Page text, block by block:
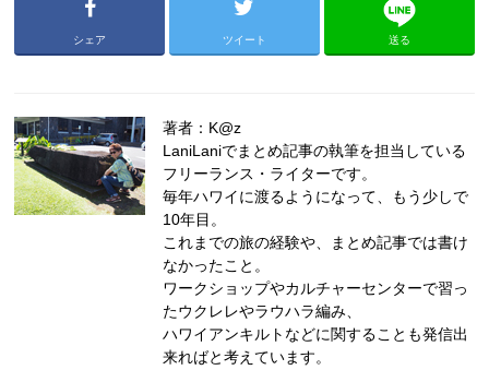
シェア ツイート 送る
著者：K@z
LaniLaniでまとめ記事の執筆を担当している
フリーランス・ライターです。
毎年ハワイに渡るようになって、もう少しで
10年目。
これまでの旅の経験や、まとめ記事では書け
なかったこと。
ワークショップやカルチャーセンターで習っ
たウクレレやラウハラ編み、
ハワイアンキルトなどに関することも発信出
来ればと考えています。